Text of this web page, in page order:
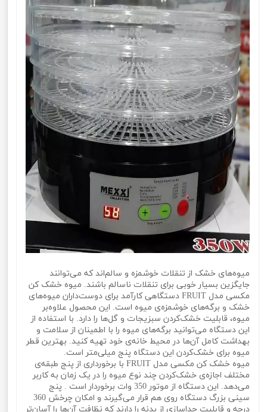
میوه‌های خشک از تنقلات خوشمزه و سالم‌اند که می‌توانند
جایگزین بسیار خوبی برای تنقلات ناسالم باشند. میوه خشک کن
مکسی مدل FRUIT دستگاهی کارآمد برای دوست‌داران میوه‌های
خشک و برگه‌های خوشمزه‌ی میوه است. این محصول علاوه‌بر
میوه‌، قابلیت خشک‌کردن سبزیجات و گل‌ها را دارد. با استفاده از
این دستگاه می‌توانید برگه‌های میوه را با اطمینان از سلامت و
بهداشت کامل آن‌ها در محیط خانه‌ی خود تهیه کنید. بهترین قطر
میوه برای خشک‌کردن این دستگاه پنج میلی‌متر است.
میوه خشک کن مکسی مدل FRUIT با برخورداری از پنج طبقه‌ی
مختلف اجازه‌ی خشک‌کردن چند نوع میوه را در یک زمان به کاربر
می‌دهد. این دستگاه از موتور 350 وات برخوردار است . پنج
سینی بزرگ دستگاه روی هم قرار می‌گیرند و امکان چرخش 360
درجه و قابلیت جداسازی از بدنه را دارند که نظافت آن‌ها را آسان‌تر